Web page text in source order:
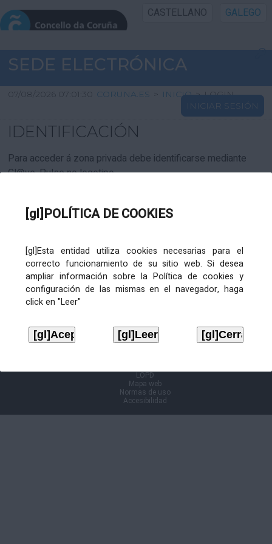
[gl]POLÍTICA DE COOKIES
[gl]Esta entidad utiliza cookies necesarias para el
correcto funcionamiento de su sitio web. Si desea
ampliar información sobre la Política de cookies y
configuración de las mismas en el navegador, haga
click en "Leer"
CASTELLANO GALEGO
INICIO SEDE
INICIO
INFORMACIÓN PÚBLICA
CARTAFOL CIDADÁN
SEDE ELECTRÓNICA
07/08/2026 07:01:30 CORUNA.ES > INICIO > LOGIN
INICIAR SESIÓN
IDENTIFICACIÓN
Para acceder á zona privada debe identificarse mediante
Cl@ve. Pulse no logotipo
LOPD
Mapa web
Normas de uso
Accesibilidad